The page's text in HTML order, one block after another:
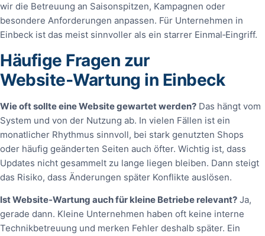
wir die Betreuung an Saisonspitzen, Kampagnen oder
besondere Anforderungen anpassen. Für Unternehmen in
Einbeck ist das meist sinnvoller als ein starrer Einmal‑Eingriff.
Häufige Fragen zur
Website‑Wartung in Einbeck
Wie oft sollte eine Website gewartet werden? Das hängt vom
System und von der Nutzung ab. In vielen Fällen ist ein
monatlicher Rhythmus sinnvoll, bei stark genutzten Shops
oder häufig geänderten Seiten auch öfter. Wichtig ist, dass
Updates nicht gesammelt zu lange liegen bleiben. Dann steigt
das Risiko, dass Änderungen später Konflikte auslösen.
Ist Website‑Wartung auch für kleine Betriebe relevant? Ja,
gerade dann. Kleine Unternehmen haben oft keine interne
Technikbetreuung und merken Fehler deshalb später. Ein